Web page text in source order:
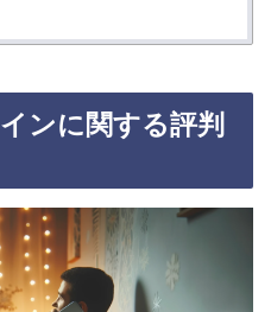
ンに関する評判